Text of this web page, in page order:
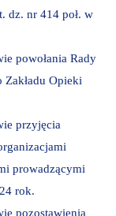
dz. nr 414 poł. w
powołania Rady
Zakładu Opieki
przyjęcia
prowadzącymi
rok.
pozostawienia